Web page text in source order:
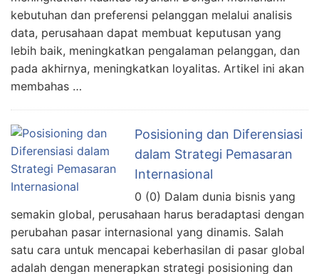
kebutuhan dan preferensi pelanggan melalui analisis
data, perusahaan dapat membuat keputusan yang
lebih baik, meningkatkan pengalaman pelanggan, dan
pada akhirnya, meningkatkan loyalitas. Artikel ini akan
membahas …
Posisioning dan Diferensiasi
dalam Strategi Pemasaran
Internasional
0 (0) Dalam dunia bisnis yang
semakin global, perusahaan harus beradaptasi dengan
perubahan pasar internasional yang dinamis. Salah
satu cara untuk mencapai keberhasilan di pasar global
adalah dengan menerapkan strategi posisioning dan